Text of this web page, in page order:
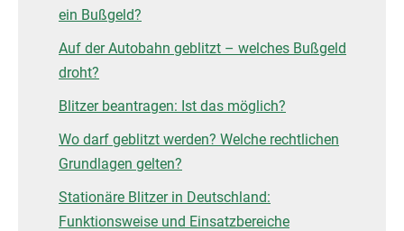
ein Bußgeld?
Auf der Autobahn geblitzt – welches Bußgeld
droht?
Blitzer beantragen: Ist das möglich?
Wo darf geblitzt werden? Welche rechtlichen
Grundlagen gelten?
Stationäre Blitzer in Deutschland:
Funktionsweise und Einsatzbereiche